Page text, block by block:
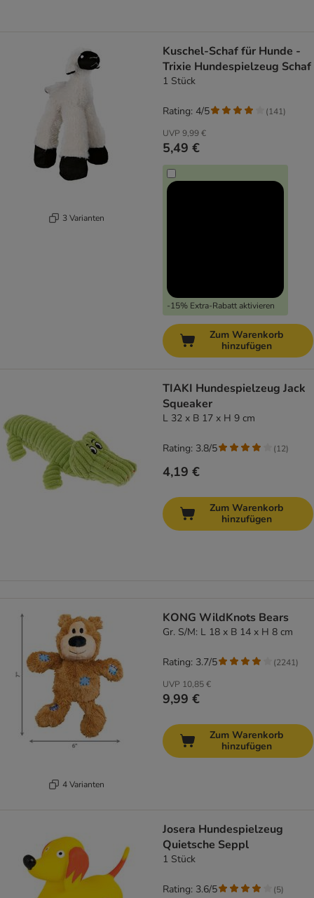
3 Varianten
Kuschel-Schaf für Hunde -
Trixie Hundespielzeug Schaf
1 Stück
UVP 9,99 €
5,49 €
-15% Extra-Rabatt aktivieren
Rating: 4/5 (141)
Zum Warenkorb
hinzufügen
TIAKI Hundespielzeug Jack
Squeaker
L 32 x B 17 x H 9 cm
4,19 €
Rating: 3.8/5 (12)
Zum Warenkorb
hinzufügen
4 Varianten
KONG WildKnots Bears
Gr. S/M: L 18 x B 14 x H 8 cm
UVP 10,85 €
9,99 €
Rating: 3.7/5 (2241)
Zum Warenkorb
hinzufügen
Josera Hundespielzeug
Quietsche Seppl
1 Stück
Rating: 3.6/5 (5)